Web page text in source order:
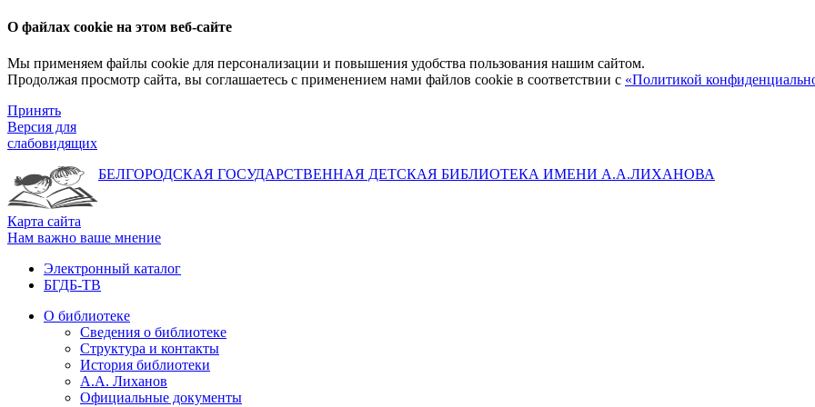
О файлах cookie на этом веб-сайте
Мы применяем файлы cookie для персонализации и повышения удобства пользования нашим сайтом.
Продолжая просмотр сайта, вы соглашаетесь с применением нами файлов cookie в соответствии с «Политикой
Принять
Версия для
слабовидящих
БЕЛГОРОДСКАЯ ГОСУДАРСТВЕННАЯ ДЕТСКАЯ БИБЛИОТЕКА ИМЕНИ А.А.ЛИХАНОВА
Карта сайта
Нам важно ваше мнение
Электронный каталог
БГДБ-ТВ
О библиотеке
Сведения о библиотеке
Структура и контакты
История библиотеки
А.А. Лиханов
Официальные документы